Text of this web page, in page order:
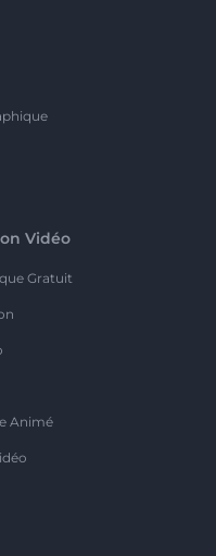
Vidéo
Gratuit
Animé